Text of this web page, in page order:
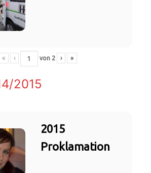
« ‹ von 2 › »
2015
2015
Proklamation